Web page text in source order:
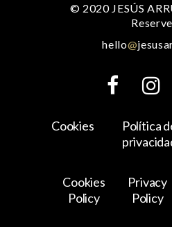
© 2020 JESÚS
hello@
Cookies
Política
Cookies
Policy
Privacy
Policy